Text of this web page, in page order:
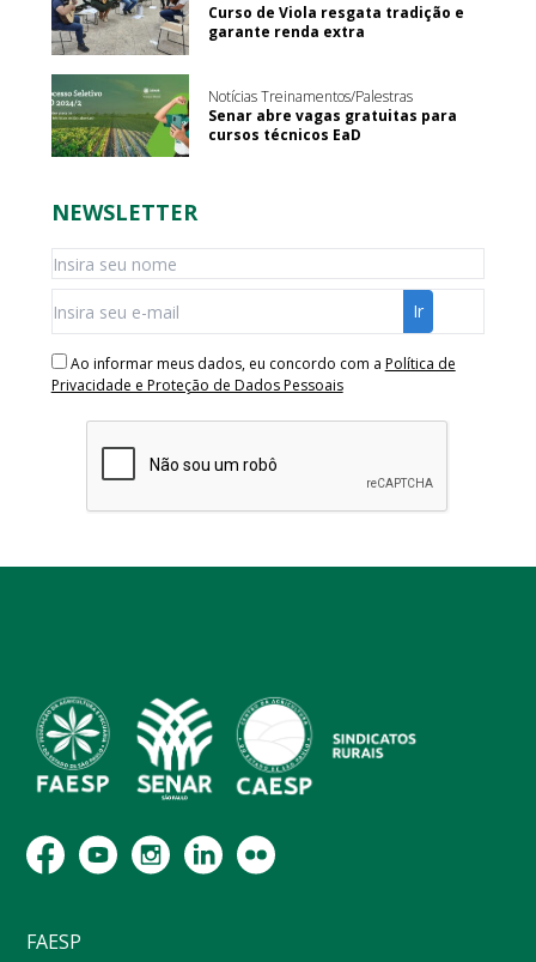
Curso de Viola resgata tradição e
garante renda extra
Notícias Treinamentos/Palestras
Senar abre vagas gratuitas para
cursos técnicos EaD
NEWSLETTER
Ao informar meus dados, eu concordo com a Política de
Privacidade e Proteção de Dados Pessoais
FAESP